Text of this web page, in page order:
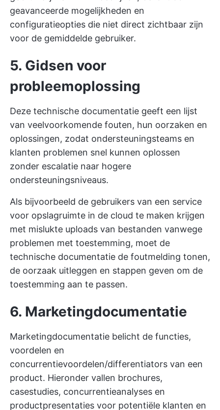
geavanceerde mogelijkheden en
configuratieopties die niet direct zichtbaar zijn
voor de gemiddelde gebruiker.
5. Gidsen voor
probleemoplossing
Deze technische documentatie geeft een lijst
van veelvoorkomende fouten, hun oorzaken en
oplossingen, zodat ondersteuningsteams en
klanten problemen snel kunnen oplossen
zonder escalatie naar hogere
ondersteuningsniveaus.
Als bijvoorbeeld de gebruikers van een service
voor opslagruimte in de cloud te maken krijgen
met mislukte uploads van bestanden vanwege
problemen met toestemming, moet de
technische documentatie de foutmelding tonen,
de oorzaak uitleggen en stappen geven om de
toestemming aan te passen.
6. Marketingdocumentatie
Marketingdocumentatie belicht de functies,
voordelen en
concurrentievoordelen/differentiators van een
product. Hieronder vallen brochures,
casestudies, concurrentieanalyses en
productpresentaties voor potentiële klanten en